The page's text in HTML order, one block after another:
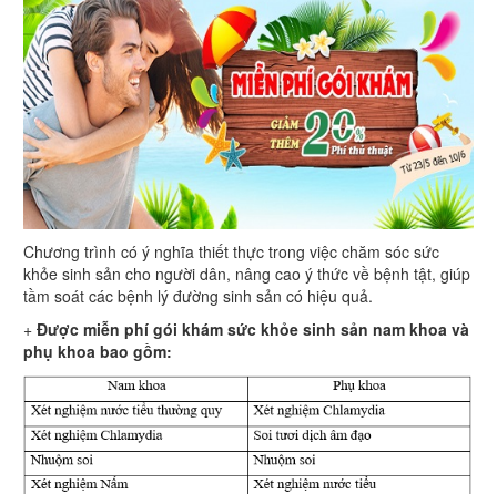
Chương trình có ý nghĩa thiết thực trong việc chăm sóc sức
khỏe sinh sản cho người dân, nâng cao ý thức về bệnh tật, giúp
tầm soát các bệnh lý đường sinh sản có hiệu quả.
+ Được miễn phí gói khám sức khỏe sinh sản nam khoa và
phụ khoa bao gồm: